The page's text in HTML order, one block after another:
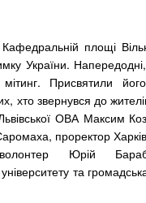
площі
України.
Присвятили
хто звернувся до
ОВА Максим
проректор
волонтер Юрій
та